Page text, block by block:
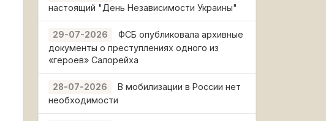
настоящий "День Независимости Украины"
29-07-2026
ФСБ опубликовала архивные
документы о преступлениях одного из
«героев» Салорейха
28-07-2026
В мобилизации в России нет
необходимости